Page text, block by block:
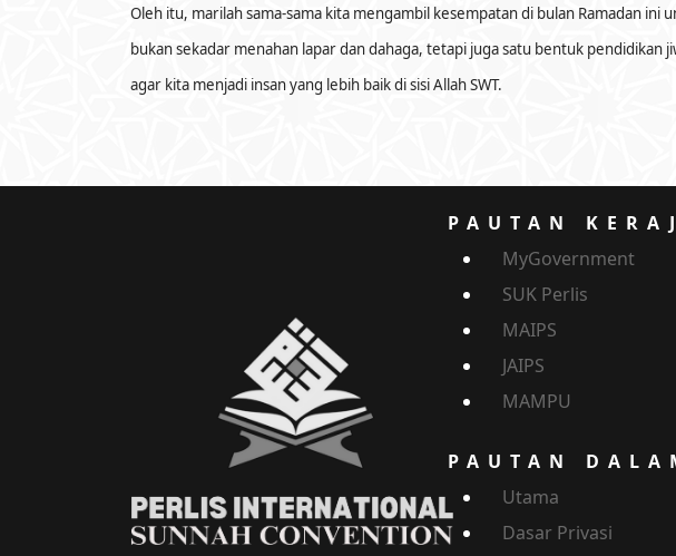
Oleh itu, marilah sama-sama kita mengambil kesempatan di bulan Ramadan
bukan sekadar menahan lapar dan dahaga, tetapi juga satu bentuk
agar kita menjadi insan yang lebih baik di sisi Allah SWT.
PAUTAN
MyGovernment
SUK Perlis
MAIPS
JAIPS
MAMPU
PAUTAN
Utama
Dasar Privasi